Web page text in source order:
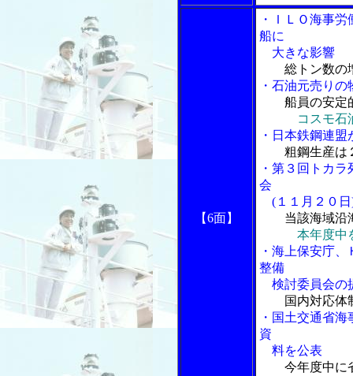
【6面】
・ＩＬＯ海事
船に
大きな影響
総トン数の
・石油元売り
船員の安定
コスモ
・日本鉄鋼連
粗鋼生産は
・第３回トカ
会
(１１月２０日
当該海域沿
本年度中
・海上保安庁
整備
検討委員会の
国内対応体
・国土交通省
資
料を公表
今年度中に